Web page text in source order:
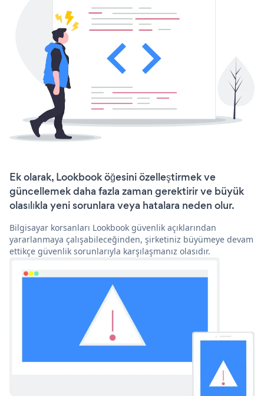
Ek olarak, Lookbook öğesini özelleştirmek ve
güncellemek daha fazla zaman gerektirir ve büyük
olasılıkla yeni sorunlara veya hatalara neden olur.
Bilgisayar korsanları Lookbook güvenlik açıklarından
yararlanmaya çalışabileceğinden, şirketiniz büyümeye devam
ettikçe güvenlik sorunlarıyla karşılaşmanız olasıdır.